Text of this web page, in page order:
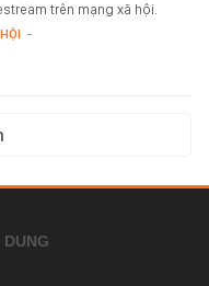
trên mạng xã hội.
-